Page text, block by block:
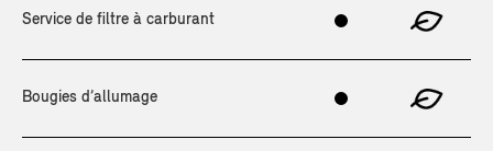
Service de filtre à carburant
Bougies d’allumage